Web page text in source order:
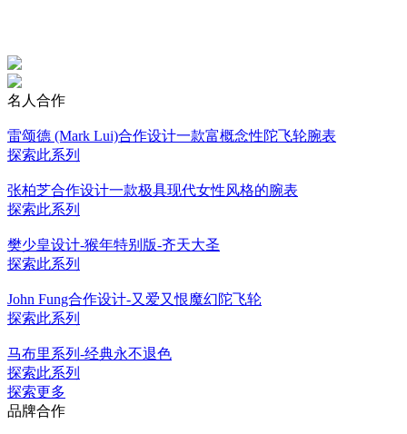
名人合作
雷颂德 (Mark Lui)合作设计一款富概念性陀飞轮腕表
探索此系列
张柏芝合作设计一款极具现代女性风格的腕表
探索此系列
樊少皇设计-猴年特别版-齐天大圣
探索此系列
John Fung合作设计-又爱又恨魔幻陀飞轮
探索此系列
马布里系列-经典永不退色
探索此系列
探索更多
品牌合作